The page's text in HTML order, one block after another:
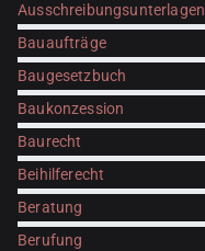
Ausschreibungsunterlagen
Bauaufträge
Baugesetzbuch
Baukonzession
Baurecht
Beihilferecht
Beratung
Berufung